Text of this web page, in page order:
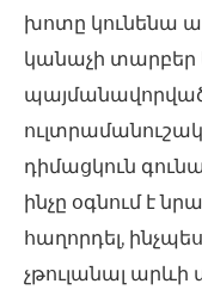
խոտը կունենա
կանաչի տարբեր
պայմանավորված
դիմացկուն
ինչը օգնում է
հաղորդել,
չթուլանալ արևի